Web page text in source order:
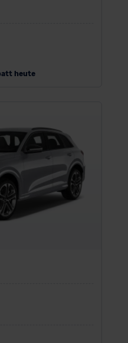
heute